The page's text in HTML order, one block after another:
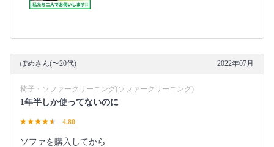
ぽめさん(〜20代) 2022年07月
椅子・ソファークリーニング(ソファークリーニング)
1年半しか使ってないのに
4.80
ソファを購入してから